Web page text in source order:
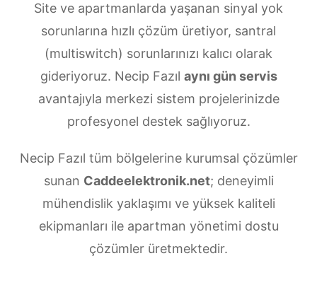
Site ve apartmanlarda yaşanan sinyal yok
sorunlarına hızlı çözüm üretiyor, santral
(multiswitch) sorunlarınızı kalıcı olarak
gideriyoruz. Necip Fazıl aynı gün servis
avantajıyla merkezi sistem projelerinizde
profesyonel destek sağlıyoruz.
Necip Fazıl tüm bölgelerine kurumsal çözümler
sunan Caddeelektronik.net; deneyimli
mühendislik yaklaşımı ve yüksek kaliteli
ekipmanları ile apartman yönetimi dostu
çözümler üretmektedir.